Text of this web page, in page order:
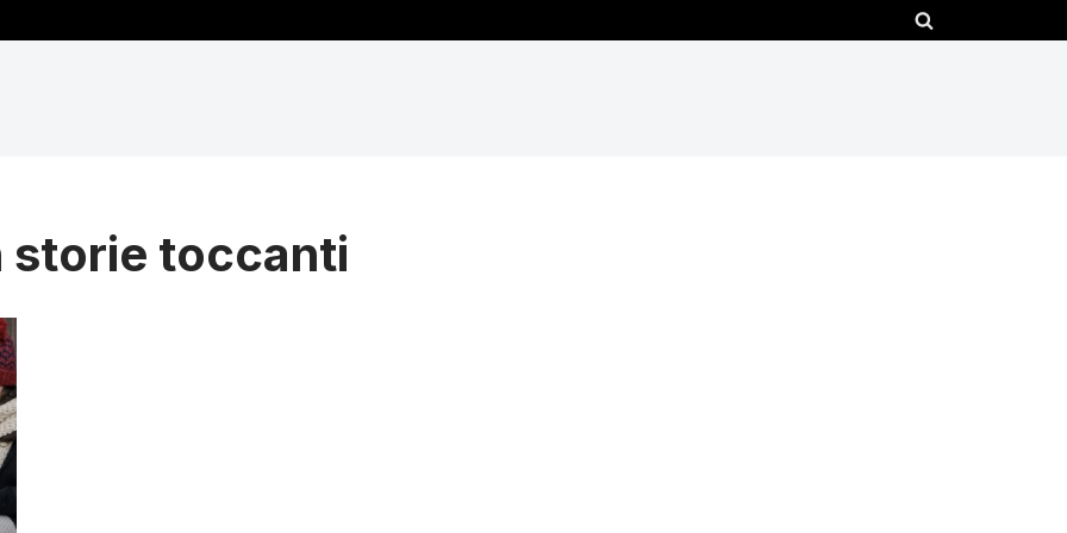
storie toccanti